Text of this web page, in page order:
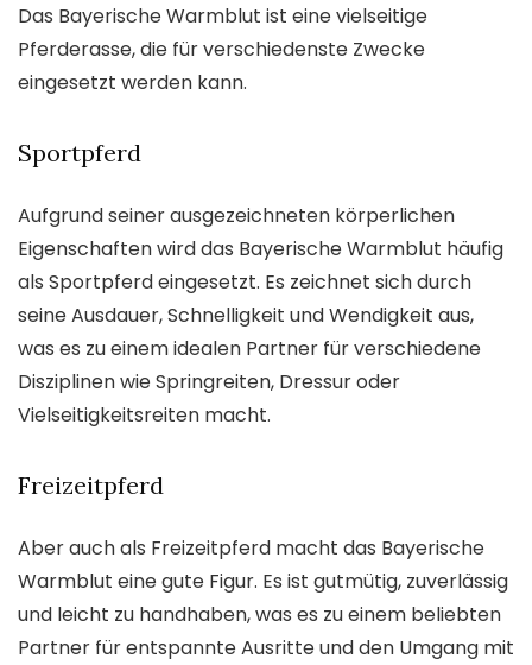
Das Bayerische Warmblut ist eine vielseitige
Pferderasse, die für verschiedenste Zwecke
eingesetzt werden kann.
Sportpferd
Aufgrund seiner ausgezeichneten körperlichen
Eigenschaften wird das Bayerische Warmblut häufig
als Sportpferd eingesetzt. Es zeichnet sich durch
seine Ausdauer, Schnelligkeit und Wendigkeit aus,
was es zu einem idealen Partner für verschiedene
Disziplinen wie Springreiten, Dressur oder
Vielseitigkeitsreiten macht.
Freizeitpferd
Aber auch als Freizeitpferd macht das Bayerische
Warmblut eine gute Figur. Es ist gutmütig, zuverlässig
und leicht zu handhaben, was es zu einem beliebten
Partner für entspannte Ausritte und den Umgang mit